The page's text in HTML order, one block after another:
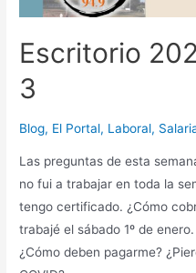
Escritorio
3
Blog, El Portal, Laboral,
Las preguntas de esta
no fui a trabajar en toda la
tengo certificado. ¿Cómo
trabajé el sábado 1º de
¿Cómo deben pagarme?